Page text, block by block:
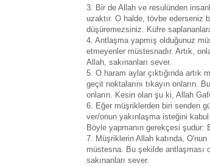
3. Bir de Allah ve resulünden
uzaktır. O halde, tövbe ederseniz
düşüremezsiniz. Küfre
4. Antlaşma yapmış olduğunuz
etmeyenler müstesnadır. Artık,
Allah, sakınanları sever.
5. O haram aylar çıktığında artık
geçit noktalarını tıkayın onların.
onların. Kesin olan şu ki, Allah
6. Eğer müşriklerden biri senden
ver/onun yakınlaşma isteğini
Böyle yapmanın gerekçesi şudur:
7. Müşriklerin Allah katında, O'nun
müstesna. Bu şekilde antlaşması
sakınanları sever.